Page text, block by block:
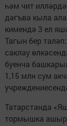
һәм чит
дәгъва кыла
кимендә 3 ел
Тагын бер
саклау
буенча
1,15 млн сум
Татарстанда
тормышка